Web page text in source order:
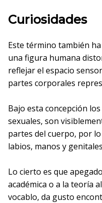
Curiosidades
Este término también
una figura humana
reflejar el espacio
partes corporales
Bajo esta concepción
sexuales, son
partes del cuerpo, por
labios, manos y
Lo cierto es que
académica o a la teoría
vocablo, da gusto